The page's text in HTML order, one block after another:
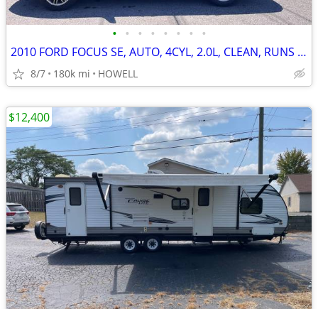
• • • • • • • •
2010 FORD FOCUS SE, AUTO, 4CYL, 2.0L, CLEAN, RUNS GOOD
8/7 180k mi HOWELL
$12,400